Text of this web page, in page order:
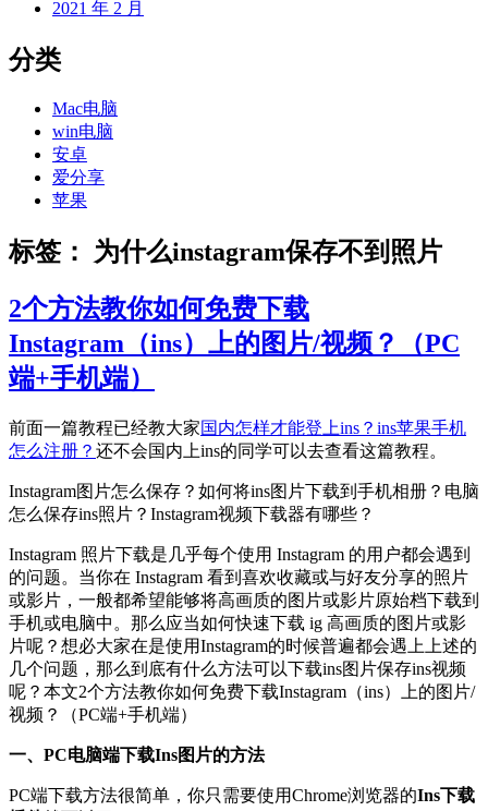
2021 年 2 月
分类
Mac电脑
win电脑
安卓
爱分享
苹果
标签： 为什么instagram保存不到照片
2个方法教你如何免费下载
Instagram（ins）上的图片/视频？（PC
端+手机端）
前面一篇教程已经教大家国内怎样才能登上ins？ins苹果手机
怎么注册？ 还不会国内上ins的同学可以去查看这篇教程。
Instagram图片怎么保存？如何将ins图片下载到手机相册？电脑
怎么保存ins照片？Instagram视频下载器有哪些？
Instagram 照片下载是几乎每个使用 Instagram 的用户都会遇到
的问题。当你在 Instagram 看到喜欢收藏或与好友分享的照片
或影片，一般都希望能够将高画质的图片或影片原始档下载到
手机或电脑中。那么应当如何快速下载 ig 高画质的图片或影
片呢？想必大家在是使用Instagram的时候普遍都会遇上上述的
几个问题，那么到底有什么方法可以下载ins图片保存ins视频
呢？本文2个方法教你如何免费下载Instagram（ins）上的图片/
视频？（PC端+手机端）
一、PC电脑端下载Ins图片的方法
PC端下载方法很简单，你只需要使用Chrome浏览器的Ins下载